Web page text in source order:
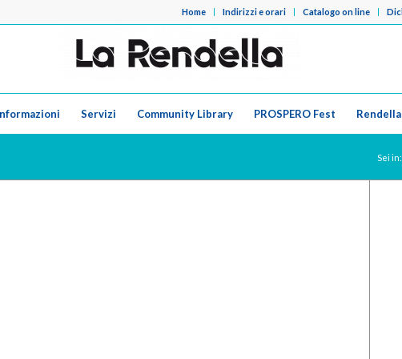
Home Indirizzi e orari Catalogo on line
Servizi Community Library PROSPERO Fest
Sei in: